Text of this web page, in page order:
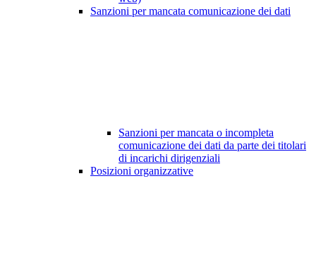
Sanzioni per mancata comunicazione dei dati
Sanzioni per mancata o incompleta
comunicazione dei dati da parte dei titolari
di incarichi dirigenziali
Posizioni organizzative